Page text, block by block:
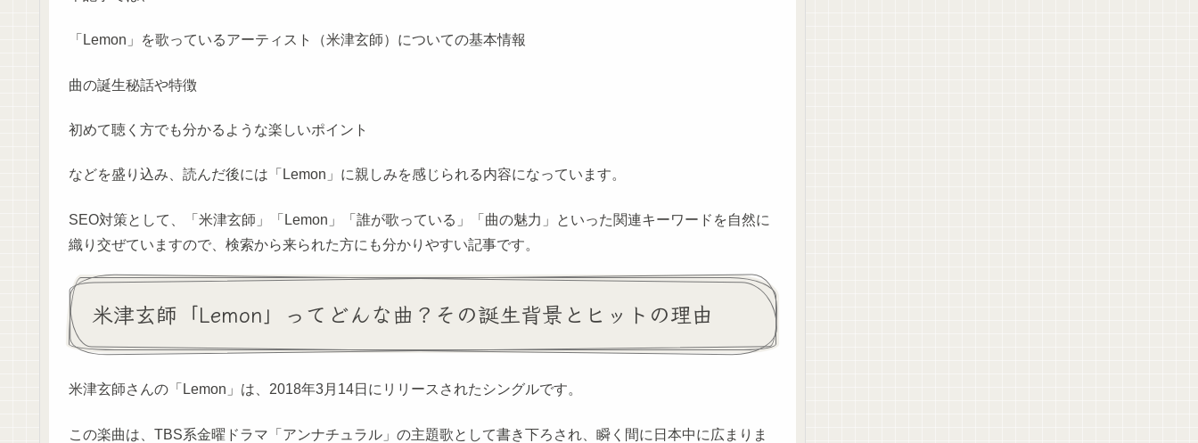
「Lemon」を歌っているアーティスト（米津玄師）についての基本情報
曲の誕生秘話や特徴
初めて聴く方でも分かるような楽しいポイント
などを盛り込み、読んだ後には「Lemon」に親しみを感じられる内容になっています。
SEO対策として、「米津玄師」「Lemon」「誰が歌っている」「曲の魅力」といった関連キーワードを自然に
織り交ぜていますので、検索から来られた方にも分かりやすい記事です。
米津玄師「Lemon」ってどんな曲？その誕生背景とヒットの理由
米津玄師さんの「Lemon」は、2018年3月14日にリリースされたシングルです。
この楽曲は、TBS系金曜ドラマ「アンナチュラル」の主題歌として書き下ろされ、瞬く間に日本中に広まりま